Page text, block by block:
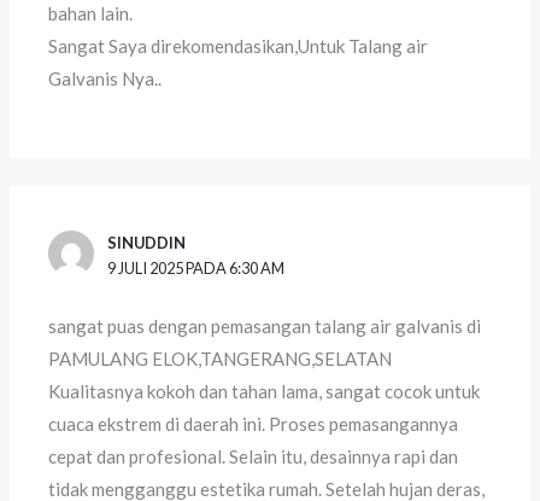
bahan lain.
Sangat Saya direkomendasikan,Untuk Talang air
Galvanis Nya..
SINUDDIN
9 JULI 2025 PADA 6:30 AM
sangat puas dengan pemasangan talang air galvanis di
PAMULANG ELOK,TANGERANG,SELATAN
Kualitasnya kokoh dan tahan lama, sangat cocok untuk
cuaca ekstrem di daerah ini. Proses pemasangannya
cepat dan profesional. Selain itu, desainnya rapi dan
tidak mengganggu estetika rumah. Setelah hujan deras,